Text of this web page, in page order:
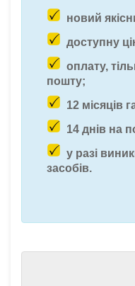
новий
доступну
оплату,
пошту;
12 місяців
14 днів на
у разі
засобів.